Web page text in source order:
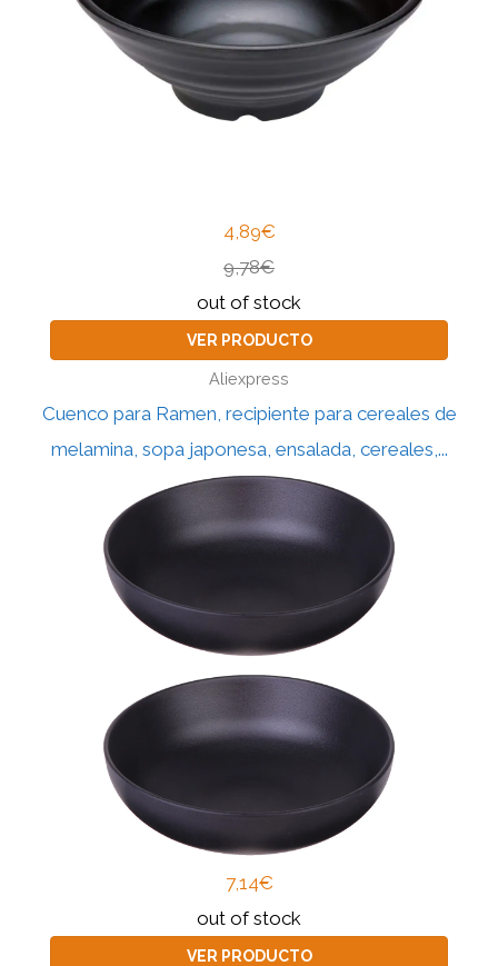
4,89€
9,78€
out of stock
VER PRODUCTO
Aliexpress
Cuenco para Ramen, recipiente para cereales de
melamina, sopa japonesa, ensalada, cereales,...
7,14€
out of stock
VER PRODUCTO